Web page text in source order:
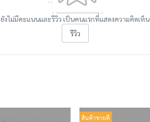
ยังไม่มีคะแนนและรีวิว เป็นคนแรกที่แสดงความคิดเห็น
รีวิว
สินค้าขายดี